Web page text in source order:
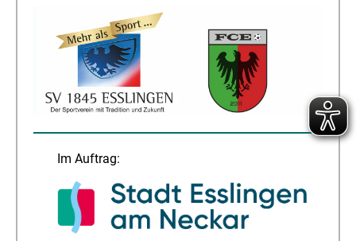
Im Auftrag: